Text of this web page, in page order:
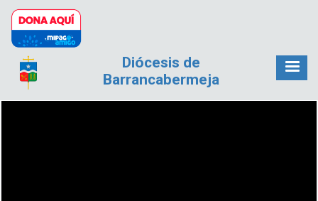
Pasar al contenido principal
Diócesis de
Barrancabermeja